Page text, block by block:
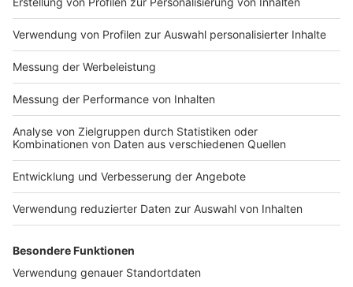
Impressum
Nutzungsbedingungen
Jobs
Presse
Werben
Archiv
ANTENNE BAYERN GROUP
Kontakt
Studio-Hotline
Verkehrs-Hotline
Newsletter